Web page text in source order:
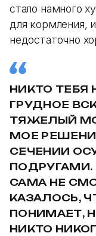
стало намного
для кормления,
недостаточно
НИКТО ТЕБЯ
ГРУДНОЕ
ТЯЖЕЛЫЙ
МОЕ
СЕЧЕНИИ
ПОДРУГАМИ.
САМА НЕ
КАЗАЛОСЬ,
ПОНИМАЕТ,
НИКТО